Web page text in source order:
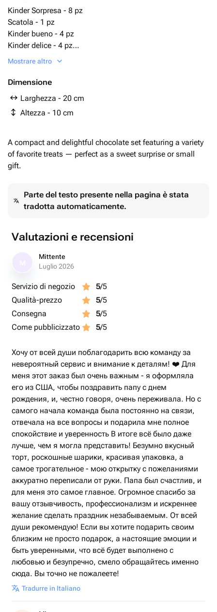
Kinder Sorpresa - 8 pz
Scatola - 1 pz
Kinder bueno - 4 pz
Kinder delice - 4 pz
Cioccolato Kinder - 10 pz
Mostrare altro
Dimensione
Larghezza - 20 cm
Altezza - 10 cm
A compact and delightful chocolate set featuring a variety
of favorite treats — perfect as a sweet surprise or small
gift.
Parte del testo presente nella pagina è stata
tradotta automaticamente.
Valutazioni e recensioni
Mittente
Luglio 2026
Servizio di negozio 5/5
Qualità-prezzo
5/5
Consegna
5/5
Come pubblicizzato
5/5
Хочу от всей души поблагодарить всю команду за
невероятный сервис и внимание к деталям! ❤️ Для
меня этот заказ был очень важным - я оформляла
его из США, чтобы поздравить папу с днем
рождения, и, честно говоря, очень переживала. Но с
самого начала команда была постоянно на связи,
отвечала на все вопросы и подарила мне полное
спокойствие и уверенность В итоге всё было даже
лучше, чем я могла представить! Безумно вкусный
торт, роскошные шарики, красивая упаковка, а
самое трогательное - мою открытку с пожеланиями
аккуратно переписали от руки. Папа был счастлив, и
для меня это самое главное. Огромное спасибо за
вашу отзывчивость, профессионализм и искреннее
желание сделать праздник незабываемым. От всей
души рекомендую! Если вы хотите подарить своим
близким не просто подарок, а настоящие эмоции и
быть уверенными, что всё будет выполнено с
любовью и безупречно, смело обращайтесь именно
сюда. Вы точно не пожалеете!
Tradurre in Italiano